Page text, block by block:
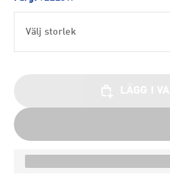
Välj storlek